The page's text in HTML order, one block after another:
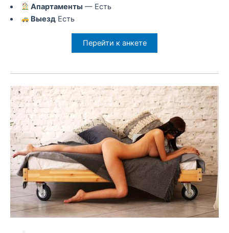
Апартаменты — Есть
Выезд Есть
Перейти к анкете